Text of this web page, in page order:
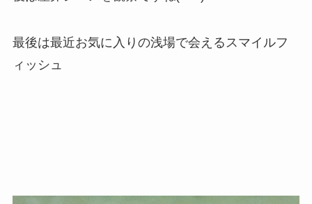
最後は最近お気に入りの浅場で会えるスマイルフ
ィッシュ